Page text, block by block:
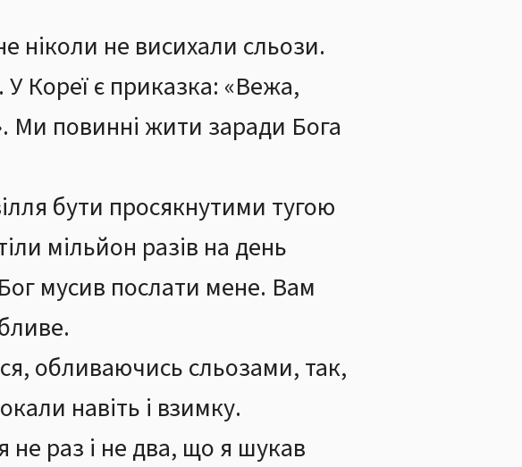
ніколи не висихали сльози.
У Кореї є приказка: «Вежа,
Ми повинні жити заради Бога
бути просякнутими тугою
мільйон разів на день
мусив послати мене. Вам
обливаючись сльозами, так,
навіть і взимку.
раз і не два, що я шукав